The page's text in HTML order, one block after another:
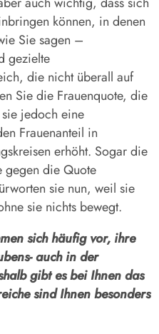
können, in denen
Sie sagen –
gezielte
die nicht überall auf
Sie die Frauenquote, die
jedoch eine
Frauenanteil in
erhöht. Sogar die
gegen die Quote
sie nun, weil sie
sie nichts bewegt.
sich häufig vor, ihre
auch in der
gibt es bei Ihnen das
sind Ihnen besonders